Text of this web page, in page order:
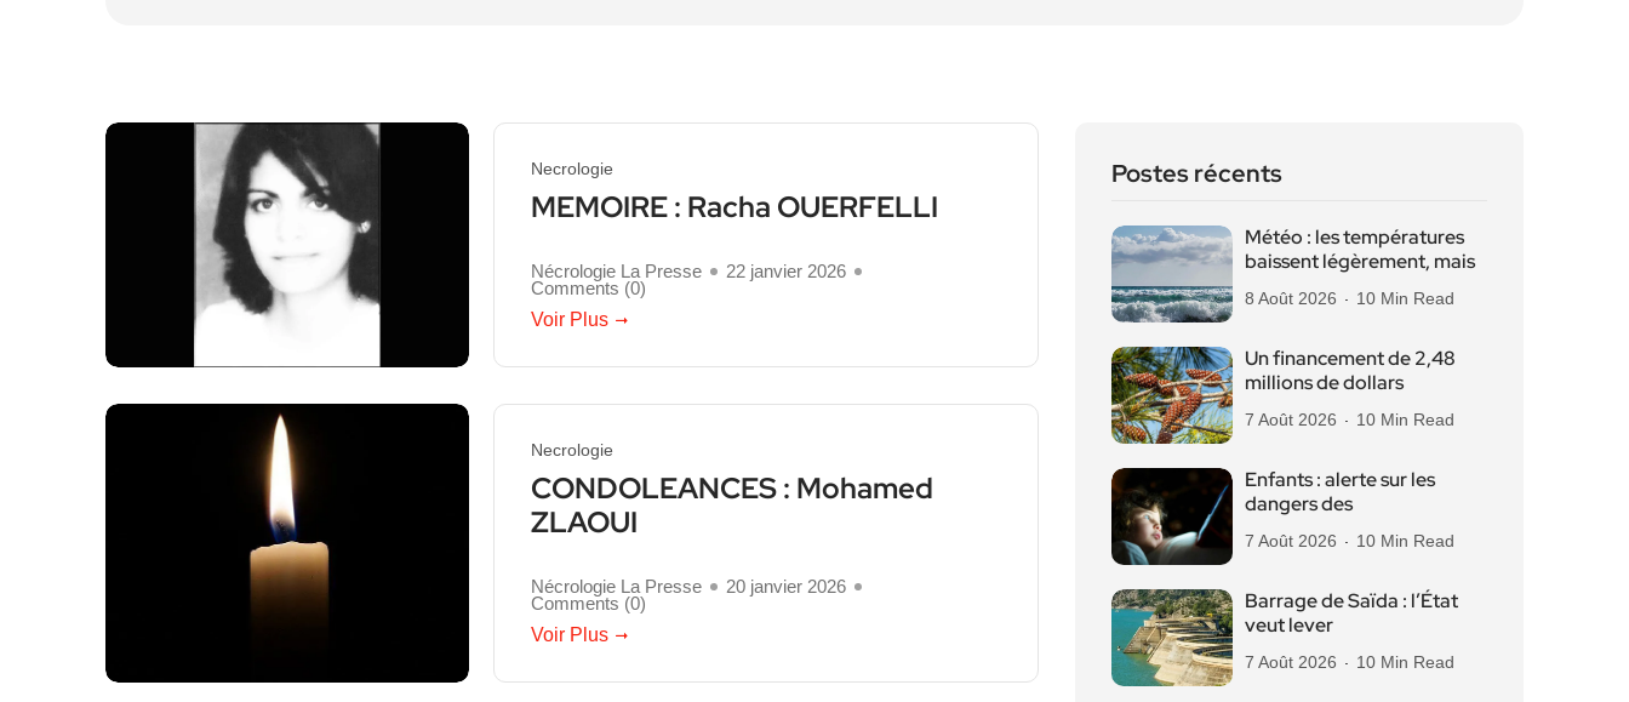
Necrologie
MEMOIRE : Racha OUERFELLI
Nécrologie La Presse
22 janvier 2026
Comments (0)
Voir Plus
Necrologie
CONDOLEANCES : Mohamed
ZLAOUI
Nécrologie La Presse
20 janvier 2026
Comments (0)
Voir Plus
Postes récents
Météo : les températures
baissent légèrement, mais
8 Août 2026 10 Min Read
Un financement de 2,48
millions de dollars
7 Août 2026 10 Min Read
Enfants : alerte sur les
dangers des
7 Août 2026 10 Min Read
Barrage de Saïda : l’État
veut lever
7 Août 2026 10 Min Read